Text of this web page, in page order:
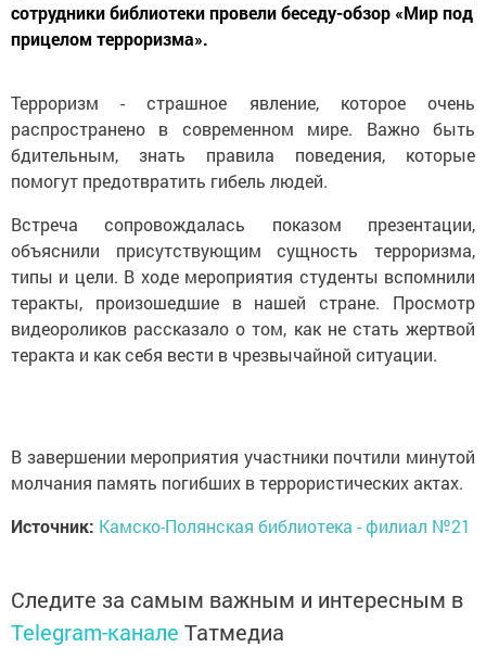
сотрудники библиотеки провели беседу-обзор «Мир под
прицелом терроризма».
Терроризм - страшное явление, которое очень
распространено в современном мире. Важно быть
бдительным, знать правила поведения, которые
помогут предотвратить гибель людей.
Встреча сопровождалась показом презентации,
объяснили присутствующим сущность терроризма,
типы и цели. В ходе мероприятия студенты вспомнили
теракты, произошедшие в нашей стране. Просмотр
видеороликов рассказало о том, как не стать жертвой
теракта и как себя вести в чрезвычайной ситуации.
В завершении мероприятия участники почтили минутой
молчания память погибших в террористических актах.
Источник: Камско-Полянская библиотека - филиал №21
Следите за самым важным и интересным в
Telegram-канале Татмедиа